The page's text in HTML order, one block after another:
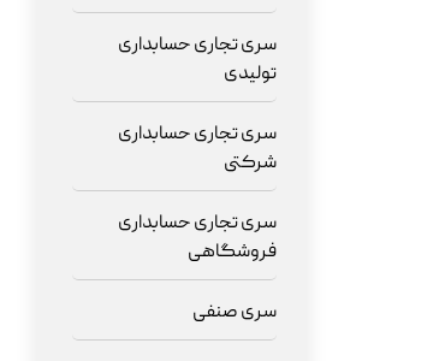
سری تجاری حسابداری
تولیدی
سری تجاری حسابداری
شرکتی
سری تجاری حسابداری
فروشگاهی
سری صنفی